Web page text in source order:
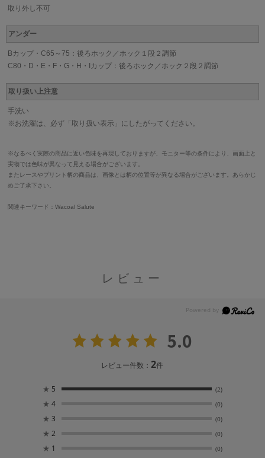
取り外し不可
アンダー
Bカップ・C65～75：後ろホック／ホック１段２調節
C80・D・E・F・G・H・Iカップ：後ろホック／ホック２段２調節
取り扱い上注意
手洗い
※お洗濯は、必ず「取り扱い表示」にしたがってください。
※なるべく実際の商品に近い色味を再現しておりますが、モニター等の条件により、画面上と
実物では色味が異なって見える場合がございます。
またレースやプリント柄の商品は、画像とは柄の位置等が異なる場合がございます。あらかじ
めご了承下さい。
関連キーワード：Wacoal Salute
レビュー
5.0
レビュー件数：2件
★ 5 (2)
★ 4 (0)
★ 3 (0)
★ 2 (0)
★ 1 (0)